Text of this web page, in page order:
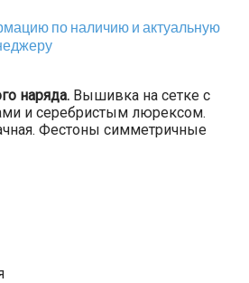
по наличию и актуальную
наряда. Вышивка на сетке с
и серебристым люрексом.
Фестоны симметричные